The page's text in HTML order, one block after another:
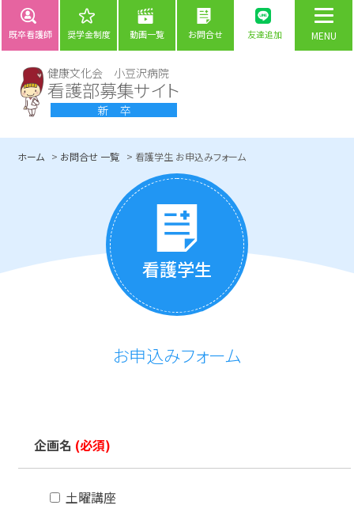
既卒看護師 奨学金制度 動画一覧 お問合せ 友達追加
健康文化会 小豆沢病院
看護部募集サイト
新 卒
ホーム お問合せ 一覧 看護学生 お申込みフォーム
看護学生
お申込みフォーム
企画名 (必須)
土曜講座